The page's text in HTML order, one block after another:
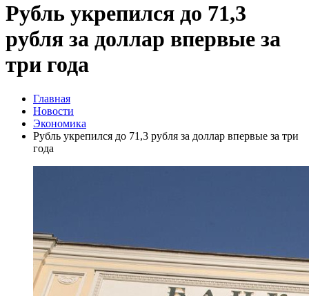
Рубль укрепился до 71,3
рубля за доллар впервые за
три года
Главная
Новости
Экономика
Рубль укрепился до 71,3 рубля за доллар впервые за три
года